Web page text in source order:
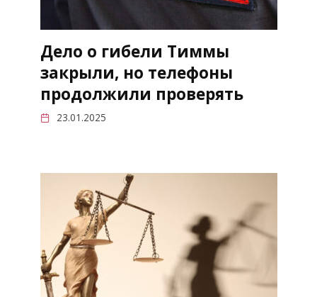
Дело о гибели Тиммы
закрыли, но телефоны
продолжили проверять
23.01.2025